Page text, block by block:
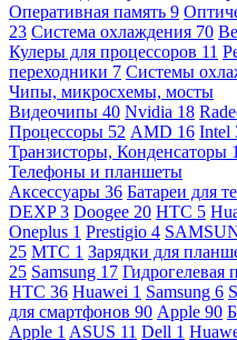
Оперативная память 9
23 Система охлаждения 70
Кулеры для процессоров 11
переходники 7 Системы
Чипы, микросхемы, мосты
Видеочипы 40 Nvidia 18
Процессоры 52 AMD 16 Intel
Транзисторы, Конденсаторы
Телефоны и планшеты
Аксессуары 36 Батареи для
DEXP3 Doogee 20 HTC 5
Oneplus 1 Prestigio 4
25 МТС 1 Зарядки для
25 Samsung 17 Гидрогелевая
HTC 36 Huawei 1 Samsung 6
для смартфонов 90 Apple 90
Apple 1 ASUS 11 Dell 1